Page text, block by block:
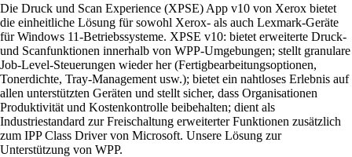
Die Druck und Scan Experience (XPSE) App v10 von Xerox bietet
die einheitliche Lösung für sowohl Xerox- als auch Lexmark-Geräte
für Windows 11-Betriebssysteme. XPSE v10: bietet erweiterte Druck-
und Scanfunktionen innerhalb von WPP-Umgebungen; stellt granulare
Job-Level-Steuerungen wieder her (Fertigbearbeitungsoptionen,
Tonerdichte, Tray-Management usw.); bietet ein nahtloses Erlebnis auf
allen unterstützten Geräten und stellt sicher, dass Organisationen
Produktivität und Kostenkontrolle beibehalten; dient als
Industriestandard zur Freischaltung erweiterter Funktionen zusätzlich
zum IPP Class Driver von Microsoft. Unsere Lösung zur
Unterstützung von WPP.